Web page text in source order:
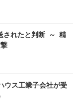
されたと判断 ～ 精
ウス工業子会社が受